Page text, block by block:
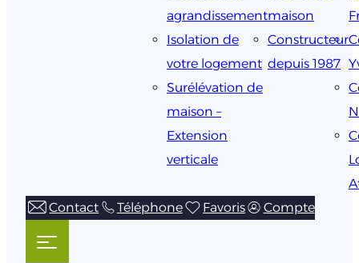
agrandissement
Isolation de
votre logement
Surélévation de
maison –
Extension
verticale
maison
Constructeur
depuis 1987
Contact
Téléphone Favoris Compte